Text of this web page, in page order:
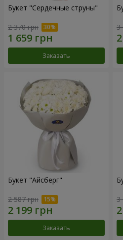
Букет "Сердечные струны"
2 370 грн
Заказать
3
Букет "Айсберг"
2 587 грн
Заказать
3